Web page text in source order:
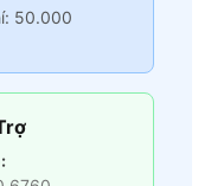
50.000